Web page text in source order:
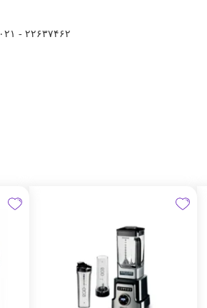
۰۲۱ - ۲۲۶۳۷۴۶۲